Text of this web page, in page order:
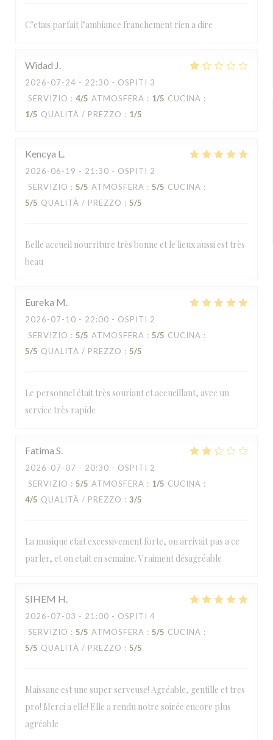
C’etais parfait l’ambiance franchement rien a dire
Widad J
2026-07-24 - 22:30 - OSPITI 3
SERVIZIO : 4/5 ATMOSFERA : 1/5 CUCINA :
1/5 QUALITÀ / PREZZO : 1/5
Kencya L
2026-06-19 - 21:30 - OSPITI 2
SERVIZIO : 5/5 ATMOSFERA : 5/5 CUCINA :
5/5 QUALITÀ / PREZZO : 5/5
Belle accueil nourriture très bonne et le lieux aussi est très
beau
Eureka M
2026-07-10 - 22:00 - OSPITI 2
SERVIZIO : 5/5 ATMOSFERA : 5/5 CUCINA :
5/5 QUALITÀ / PREZZO : 5/5
Le personnel était très souriant et accueillant, avec un
service très rapide
Fatima S
2026-07-07 - 20:30 - OSPITI 2
SERVIZIO : 5/5 ATMOSFERA : 1/5 CUCINA :
4/5 QUALITÀ / PREZZO : 3/5
La musique etait excessivement forte, on arrivait pas a ce
parler, et on etait en semaine. Vraiment désagréable
SIHEM H
2026-07-03 - 21:00 - OSPITI 4
SERVIZIO : 5/5 ATMOSFERA : 5/5 CUCINA :
5/5 QUALITÀ / PREZZO : 5/5
Maissane est une super serveuse! Agréable, gentille et tres
pro! Merci a elle! Elle a rendu notre soirée encore plus
agréable